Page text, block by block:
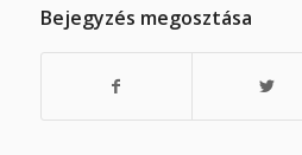
Bejegyzés megosztása